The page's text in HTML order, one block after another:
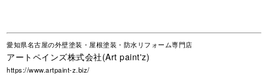
愛知県名古屋の外壁塗装・屋根塗装・防水リフォーム専門店
アートペインズ株式会社(Art paint'z)
https://www.artpaint-z.biz/